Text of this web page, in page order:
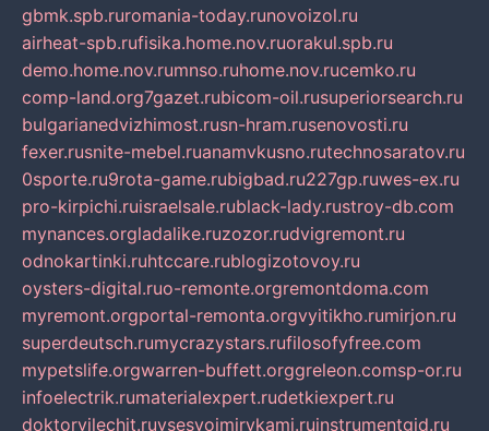
gbmk.spb.ruromania-today.runovoizol.ru
airheat-spb.rufisika.home.nov.ruorakul.spb.ru
demo.home.nov.rumnso.ruhome.nov.rucemko.ru
comp-land.org7gazet.rubicom-oil.rusuperiorsearch.ru
bulgarianedvizhimost.rusn-hram.rusenovosti.ru
fexer.rusnite-mebel.ruanamvkusno.rutechnosaratov.ru
0sporte.ru9rota-game.rubigbad.ru227gp.ruwes-ex.ru
pro-kirpichi.ruisraelsale.rublack-lady.rustroy-db.com
mynances.orgladalike.ruzozor.rudvigremont.ru
odnokartinki.ruhtccare.rublogizotovoy.ru
oysters-digital.ruo-remonte.orgremontdoma.com
myremont.orgportal-remonta.orgvyitikho.rumirjon.ru
superdeutsch.rumycrazystars.rufilosofyfree.com
mypetslife.orgwarren-buffett.orggreleon.comsp-or.ru
infoelectrik.rumaterialexpert.rudetkiexpert.ru
doktorvilechit.ruvsesvoimirykami.ruinstrumentgid.ru